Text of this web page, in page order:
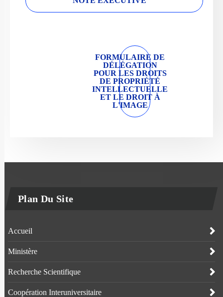
FORMULAIRE DE
DÉLÉGATION
POUR LES DROITS
DE PROPRIÉTÉ
INTELLECTUELLE
ET LE DROIT À
L'IMAGE
Plan Du Site
Accueil
Ministère
Recherche Scientifique
Coopération Interuniversitaire